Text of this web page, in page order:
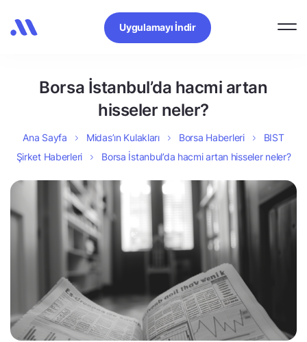
Uygulamayı İndir
Borsa İstanbul’da hacmi artan
hisseler neler?
Ana Sayfa Midas’ın Kulakları Borsa Haberleri
BIST
Şirket Haberleri
Borsa İstanbul’da hacmi artan hisseler neler?